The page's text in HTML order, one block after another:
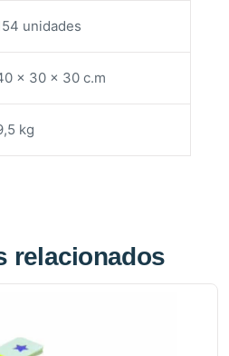
unidades
x 30 x 30 c.m
kg
relacionados